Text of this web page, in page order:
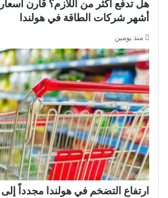
هل تدفع أكثر من اللازم؟ قارن أسعار
أشهر شركات الطاقة في هولندا
منذ يومين